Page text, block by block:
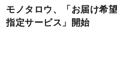
モノタロウ、「お届け希
指定サービス」開始